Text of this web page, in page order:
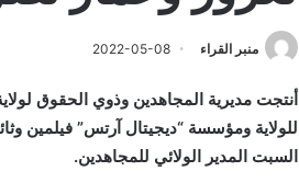
منبر القراء 2022-05-08
أنتجت مديرية المجاهدين وذوي الحقوق
للولاية ومؤسسة “ديجيتال آرتس” فيلمين
السبت المدير الولائي للمجاهدين.